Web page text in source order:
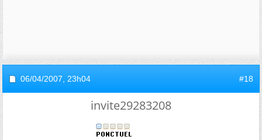
06/04/2007, 23h04 #18
invite29283208